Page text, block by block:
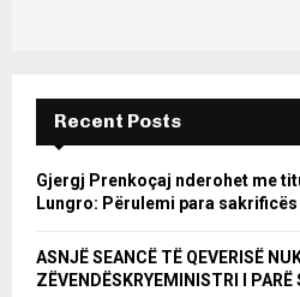
Recent Posts
Gjergj Prenkoçaj nderohet me
Lungro: Përulemi para
ASNJË SEANCË TË QEVERISË
ZËVENDËSKRYEMINISTRI I PARË